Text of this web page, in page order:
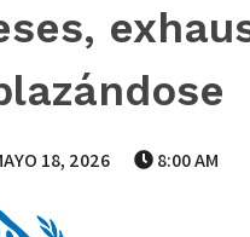
18, 2026 8:00 AM